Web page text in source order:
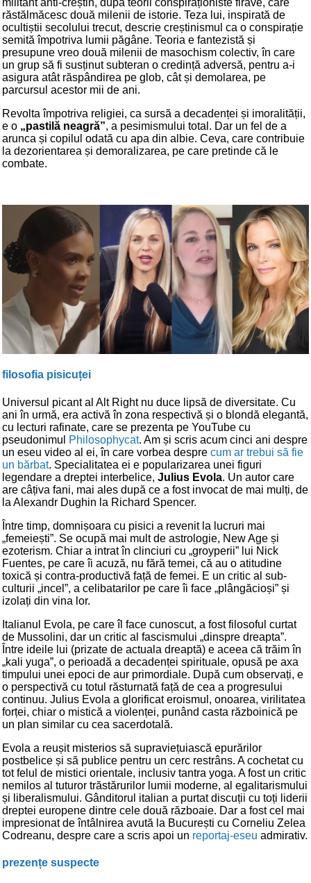
militant anti-creștin, după teorii conspiraționiste firave, care
răstălmăcesc două milenii de istorie. Teza lui, inspirată de
ocultiștii secolului trecut, descrie creștinismul ca o conspirație
semită împotriva lumii păgâne. Teoria e fantezistă și
presupune vreo două milenii de masochism colectiv, în care
un grup să fi susținut subteran o credință adversă, pentru a-i
asigura atât răspândirea pe glob, cât și demolarea, pe
parcursul acestor mii de ani.
Revolta împotriva religiei, ca sursă a decadenței și imoralității,
e o „pastilă neagră”, a pesimismului total. Dar un fel de a
arunca și copilul odată cu apa din albie. Ceva, care contribuie
la dezorientarea și demoralizarea, pe care pretinde că le
combate.
filosofia pisicuței
Universul picant al Alt Right nu duce lipsă de diversitate. Cu
ani în urmă, era activă în zona respectivă și o blondă elegantă,
cu lecturi rafinate, care se prezenta pe YouTube cu
pseudonimul
Philosophycat. Am și scris acum cinci ani despre
un eseu video al ei, în care vorbea despre cum ar trebui să fie
un bărbat. Specialitatea ei e popularizarea unei figuri
legendare a dreptei interbelice, Julius Evola. Un autor care
are câțiva fani, mai ales după ce a fost invocat de mai mulți, de
la Alexandr Dughin la Richard Spencer.
Între timp, domnișoara cu pisici a revenit la lucruri mai
„femeiești”. Se ocupă mai mult de astrologie, New Age și
ezoterism. Chiar a intrat în clinciuri cu „groyperii” lui Nick
Fuentes, pe care îi acuză, nu fără temei, că au o atitudine
toxică și contra-productivă față de femei. E un critic al sub-
culturii „incel”, a celibatarilor pe care îi face „plângăcioși” și
izolați din vina lor.
Italianul Evola, pe care îl face cunoscut, a fost filosoful curtat
de Mussolini, dar un critic al fascismului „dinspre dreapta”.
Între ideile lui (prizate de actuala dreaptă) e aceea că trăim în
„kali yuga”, o perioadă a decadenței spirituale, opusă pe axa
timpului unei epoci de aur primordiale. După cum observați, e
o perspectivă cu totul răsturnată față de cea a progresului
continuu. Julius Evola a glorificat eroismul, onoarea, virilitatea
forței, chiar o mistică a violenței, punând casta războinică pe
un plan similar cu cea sacerdotală.
Evola a reușit misterios să supraviețuiască epurărilor
postbelice și să publice pentru un cerc restrâns. A cochetat cu
tot felul de mistici orientale, inclusiv tantra yoga. A fost un critic
nemilos al tuturor trăstărurilor lumii moderne, al egalitarismului
și liberalismului. Gânditorul italian a purtat discuții cu toți liderii
dreptei europene dintre cele două războaie. Dar a fost cel mai
impresionat de întâlnirea avută la București cu Corneliu Zelea
Codreanu, despre care a scris apoi un reportaj-eseu admirativ.
prezențe suspecte